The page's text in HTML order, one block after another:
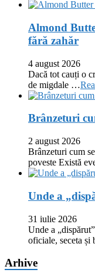
Almond
fără zahăr
4 august 2026
Dacă tot cauți o
de migdale …
Brânzeturi
2 august 2026
Brânzeturi cum
poveste Există
Unde a
31 iulie 2026
Unde a
oficiale, seceta
Arhive